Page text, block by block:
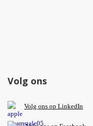
Volg ons
Volg ons op LinkedIn